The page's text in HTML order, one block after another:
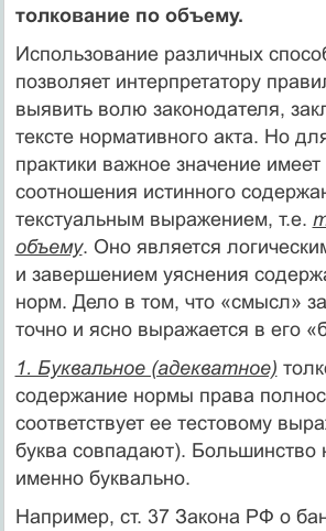
толкование по объему.
Использование различных
позволяет интерпретатору
выявить волю законодателя,
тексте нормативного акта. Но
практики важное значение
соотношения истинного
текстуальным выражением, т.е.
объему. Оно является
и завершением уяснения
норм. Дело в том, что «смысл»
точно и ясно выражается в его
1. Буквальное (адекватное)
содержание нормы права
соответствует ее тестовому
буква совпадают). Большинство
именно буквально.
Например, ст. 37 Закона РФ о